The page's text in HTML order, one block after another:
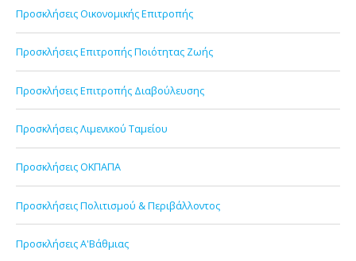
Προσκλήσεις Οικονομικής Επιτροπής
Προσκλήσεις Επιτροπής Ποιότητας Ζωής
Προσκλήσεις Επιτροπής Διαβούλευσης
Προσκλήσεις Λιμενικού Ταμείου
Προσκλήσεις ΟΚΠΑΠΑ
Προσκλήσεις Πολιτισμού & Περιβάλλοντος
Προσκλήσεις Α'Βάθμιας